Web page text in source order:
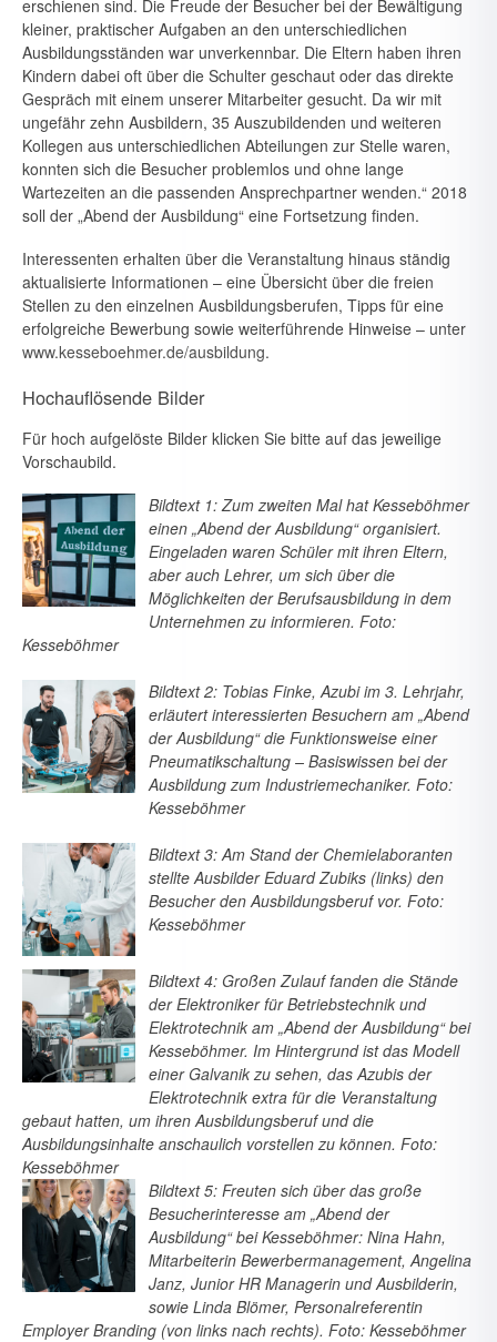
erschienen sind. Die Freude der Besucher bei der Be­wältigung
kleiner, praktischer Aufgaben an den unterschiedlichen
Aus­bildungsständen war unverkennbar. Die Eltern haben ihren
Kindern da­bei oft über die Schulter geschaut oder das direkte
Gespräch mit einem unserer Mitarbeiter gesucht. Da wir mit
ungefähr zehn Ausbildern, 35 Auszubildenden und weiteren
Kollegen aus unterschiedlichen Abteilun­gen zur Stelle waren,
konnten sich die Besucher problemlos und ohne lange
Wartezeiten an die passenden Ansprechpartner wenden.“ 2018
soll der „Abend der Ausbildung“ eine Fortsetzung finden.
Interessenten erhalten über die Veranstaltung hinaus ständig
aktuali­sierte Informationen – eine Übersicht über die freien
Stellen zu den ein­zelnen Ausbildungsberufen, Tipps für eine
erfolgreiche Bewerbung so­wie weiterführende Hinweise – unter
www.kesseboehmer.de/ausbildung.
Hochauflösende Bilder
Für hoch aufgelöste Bilder klicken Sie bitte auf das jeweilige
Vorschaubild.
Bildtext 1: Zum zweiten Mal hat Kesseböhmer
einen „Abend der Ausbildung“ organisiert.
Eingeladen waren Schüler mit ihren Eltern,
aber auch Lehrer, um sich über die
Möglichkeiten der Berufsausbildung in dem
Unternehmen zu informieren. Foto:
Kesseböhmer
Bildtext 2: Tobias Finke, Azubi im 3. Lehrjahr,
erläutert interessierten Besuchern am „Abend
der Ausbildung“ die Funktionsweise einer
Pneumatikschaltung – Basiswissen bei der
Ausbildung zum Industriemechaniker. Foto:
Kesseböhmer
Bildtext 3: Am Stand der Chemielaboranten
stellte Ausbilder Eduard Zubiks (links) den
Besucher den Ausbildungsberuf vor. Foto:
Kesseböhmer
Bildtext 4: Großen Zulauf fanden die Stände
der Elektroniker für Betriebstechnik und
Elektrotechnik am „Abend der Ausbildung“ bei
Kesseböhmer. Im Hintergrund ist das Modell
einer Galvanik zu sehen, das Azubis der
Elektrotechnik extra für die Veranstaltung
gebaut hatten, um ihren Ausbildungsberuf und die
Ausbildungsinhalte anschaulich vorstellen zu können. Foto:
Kesseböhmer
Bildtext 5: Freuten sich über das große
Besucherinteresse am „Abend der
Ausbildung“ bei Kesseböhmer: Nina Hahn,
Mitarbeiterin Bewerbermanagement, Angelina
Janz, Junior HR Managerin und Ausbilderin,
sowie Linda Blömer, Personalreferentin
Employer Branding (von links nach rechts). Foto: Kesseböhmer